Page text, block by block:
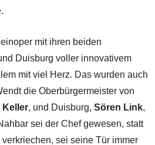
mit ihren beiden
Duisburg voller innovativem
mit viel Herz. Das wurden auch
die Oberbürgermeister von
Keller, und Duisburg, Sören Link,
sei der Chef gewesen, statt
sei seine Tür immer